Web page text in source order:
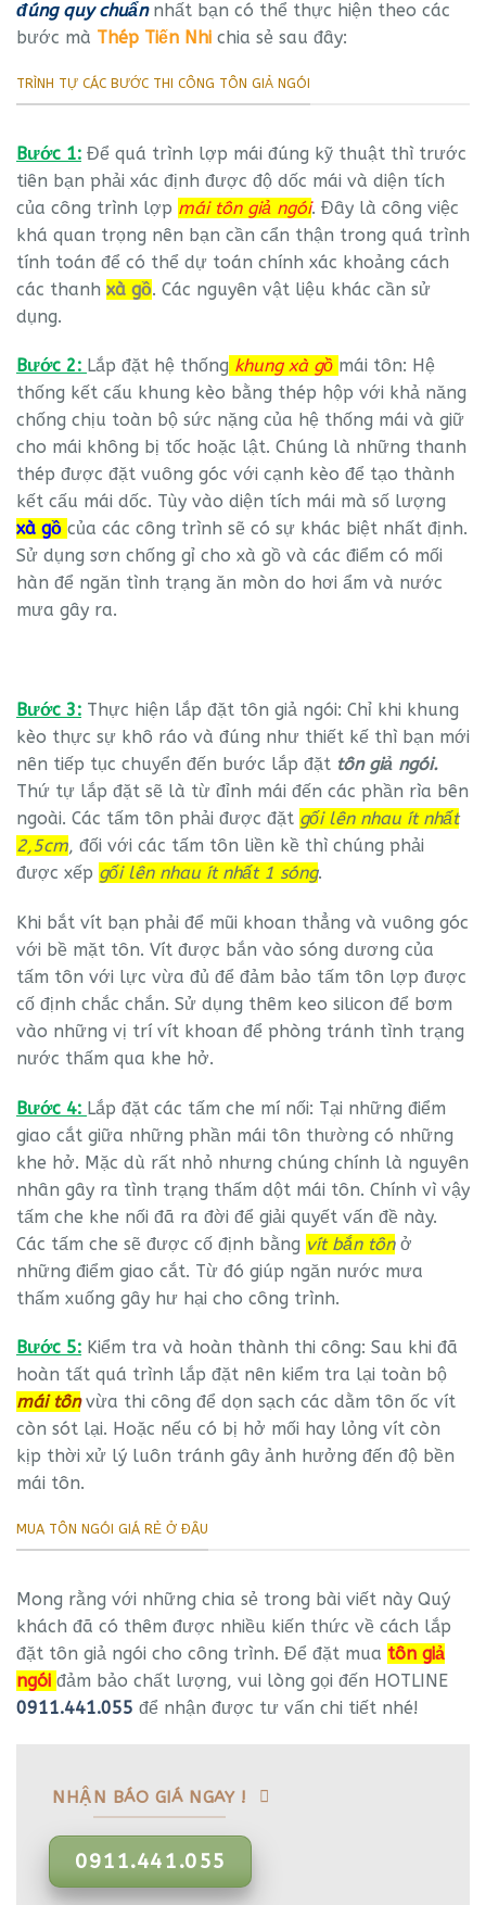
đúng quy chuẩnnhất bạn có thể thực hiện theo các
bước mà Thép Tiến Nhi chia sẻ sau đây:
TRÌNH TỰ CÁC BƯỚC THI CÔNG TÔN GIẢ NGÓI
Bước 1: Để quá trình lợp mái đúng kỹ thuật thì trước
tiên bạn phải xác định được độ dốc mái và diện tích
của công trình lợp mái tôn giả ngói. Đây là công việc
khá quan trọng nên bạn cần cẩn thận trong quá trình
tính toán để có thể dự toán chính xác khoảng cách
các thanh xà gồ. Các nguyên vật liệu khác cần sử
dụng.
Bước 2: Lắp đặt hệ thống khung xà gồ mái tôn: Hệ
thống kết cấu khung kèo bằng thép hộp với khả năng
chống chịu toàn bộ sức nặng của hệ thống mái và giữ
cho mái không bị tốc hoặc lật. Chúng là những thanh
thép được đặt vuông góc với cạnh kèo để tạo thành
kết cấu mái dốc. Tùy vào diện tích mái mà số lượng
xà gồ của các công trình sẽ có sự khác biệt nhất định.
Sử dụng sơn chống gỉ cho xà gồ và các điểm có mối
hàn để ngăn tình trạng ăn mòn do hơi ẩm và nước
mưa gây ra.
Bước 3: Thực hiện lắp đặt tôn giả ngói: Chỉ khi khung
kèo thực sự khô ráo và đúng như thiết kế thì bạn mới
nên tiếp tục chuyển đến bước lắp đặt tôn giả ngói.
Thứ tự lắp đặt sẽ là từ đỉnh mái đến các phần rìa bên
ngoài. Các tấm tôn phải được đặt gối lên nhau ít nhất
2,5cm, đối với các tấm tôn liền kề thì chúng phải
được xếp gối lên nhau ít nhất 1 sóng.
Khi bắt vít bạn phải để mũi khoan thẳng và vuông góc
với bề mặt tôn. Vít được bắn vào sóng dương của
tấm tôn với lực vừa đủ để đảm bảo tấm tôn lợp được
cố định chắc chắn. Sử dụng thêm keo silicon để bơm
vào những vị trí vít khoan để phòng tránh tình trạng
nước thấm qua khe hở.
Bước 4: Lắp đặt các tấm che mí nối: Tại những điểm
giao cắt giữa những phần mái tôn thường có những
khe hở. Mặc dù rất nhỏ nhưng chúng chính là nguyên
nhân gây ra tình trạng thấm dột mái tôn. Chính vì vậy
tấm che khe nối đã ra đời để giải quyết vấn đề này.
Các tấm che sẽ được cố định bằng vít bắn tônở
những điểm giao cắt. Từ đó giúp ngăn nước mưa
thấm xuống gây hư hại cho công trình.
Bước 5: Kiểm tra và hoàn thành thi công: Sau khi đã
hoàn tất quá trình lắp đặt nên kiểm tra lại toàn bộ
mái tônvừa thi công để dọn sạch các dằm tôn ốc vít
còn sót lại. Hoặc nếu có bị hở mối hay lỏng vít còn
kịp thời xử lý luôn tránh gây ảnh hưởng đến độ bền
mái tôn.
MUA TÔN NGÓI GIÁ RẺ Ở ĐÂU
Mong rằng với những chia sẻ trong bài viết này Quý
khách đã có thêm được nhiều kiến thức về cách lắp
đặt tôn giả ngói cho công trình. Để đặt mua tôn giả
ngói đảm bảo chất lượng, vui lòng gọi đến HOTLINE
0911.441.055 để nhận được tư vấn chi tiết nhé!
NHẬN BÁO GIÁ NGAY !
0911.441.055